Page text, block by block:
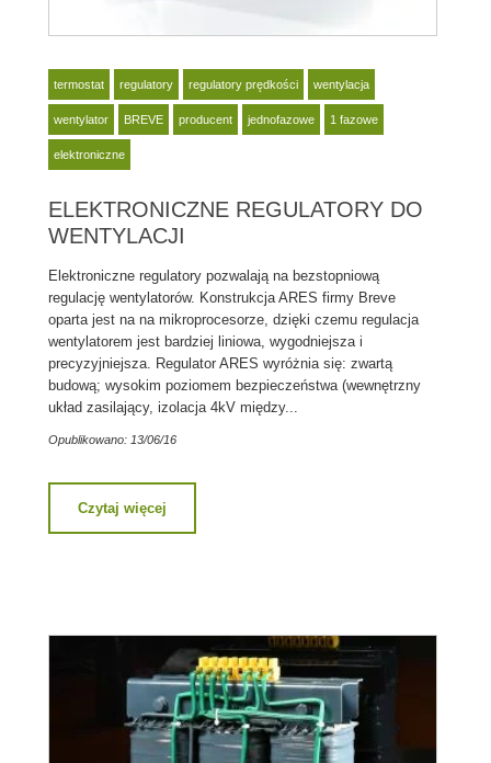
termostat regulatory regulatory prędkości wentylacja
wentylator BREVE producent jednofazowe 1 fazowe
elektroniczne
ELEKTRONICZNE REGULATORY DO
WENTYLACJI
Elektroniczne regulatory pozwalają na bezstopniową
regulację wentylatorów. Konstrukcja ARES firmy Breve
oparta jest na na mikroprocesorze, dzięki czemu regulacja
wentylatorem jest bardziej liniowa, wygodniejsza i
precyzyjniejsza. Regulator ARES wyróżnia się: zwartą
budową; wysokim poziomem bezpieczeństwa (wewnętrzny
układ zasilający, izolacja 4kV między...
Opublikowano: 13/06/16
Czytaj więcej